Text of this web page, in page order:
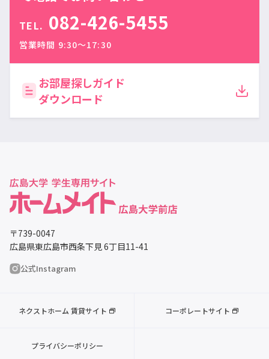
TEL. 082-426-5455
営業時間 9:30〜17:30
お部屋探しガイド
ダウンロード
〒739-0047
広島県東広島市西条下見 6丁目11-41
公式Instagram
ネクストホーム 賃貸サイト コーポレートサイト
プライバシーポリシー